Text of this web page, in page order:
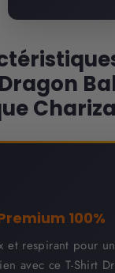
100%
et respirant pour
avec ce T-Shirt